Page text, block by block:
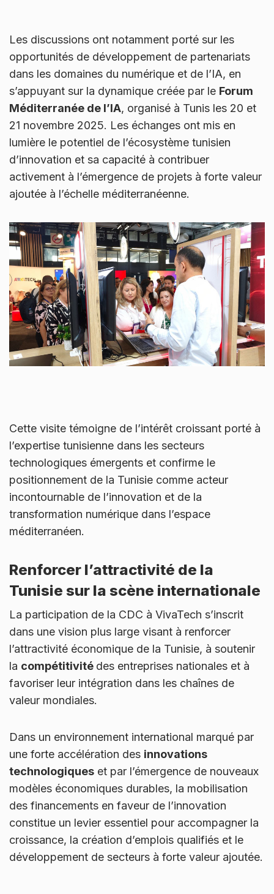
Les discussions ont notamment porté sur les
opportunités de développement de partenariats
dans les domaines du numérique et de l’IA, en
s’appuyant sur la dynamique créée par le Forum
Méditerranée de l’IA, organisé à Tunis les 20 et
21 novembre 2025. Les échanges ont mis en
lumière le potentiel de l’écosystème tunisien
d’innovation et sa capacité à contribuer
activement à l’émergence de projets à forte valeur
ajoutée à l’échelle méditerranéenne.
Cette visite témoigne de l’intérêt croissant porté à
l’expertise tunisienne dans les secteurs
technologiques émergents et confirme le
positionnement de la Tunisie comme acteur
incontournable de l’innovation et de la
transformation numérique dans l’espace
méditerranéen.
Renforcer l’attractivité de la
Tunisie sur la scène internationale
La participation de la CDC à VivaTech s’inscrit
dans une vision plus large visant à renforcer
l’attractivité économique de la Tunisie, à soutenir
la compétitivité des entreprises nationales et à
favoriser leur intégration dans les chaînes de
valeur mondiales.
Dans un environnement international marqué par
une forte accélération des innovations
technologiques et par l’émergence de nouveaux
modèles économiques durables, la mobilisation
des financements en faveur de l’innovation
constitue un levier essentiel pour accompagner la
croissance, la création d’emplois qualifiés et le
développement de secteurs à forte valeur ajoutée.